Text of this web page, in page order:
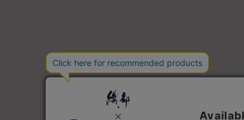
COPYRIGHT © ORIBE ALL RIGHTS RESERVED.